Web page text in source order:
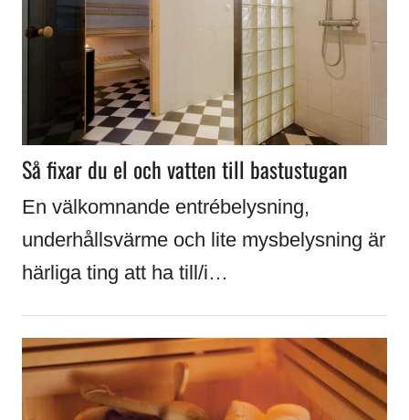
Så fixar du el och vatten till bastustugan
En välkomnande entrébelysning,
underhållsvärme och lite mysbelysning är
härliga ting att ha till/i…